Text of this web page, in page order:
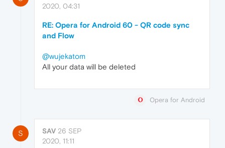
2020, 04:31
RE: Opera for Android 60 - QR code sync
and Flow
@wujekatom
All your data will be deleted
Opera for Android
S SAV 26 SEP
2020, 11:11